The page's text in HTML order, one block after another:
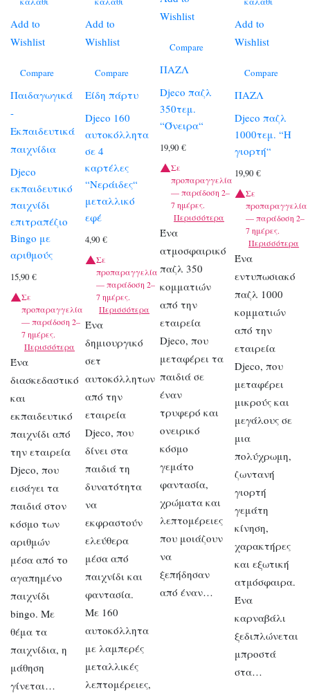
Add to
Wishlist
Compare
Παιδαγωγικά
-
Εκπαιδευτικά
παιχνίδια
Djeco
εκπαιδευτικό
παιχνίδι
επιτραπέζιο
Bingo με
αριθμούς
15,90 €
Σε
προπαραγγελία
— παράδοση 2–
7 ημέρες.
Περισσότερα
Ένα
διασκεδαστικό
και
εκπαιδευτικό
παιχνίδι από
την εταιρεία
Djeco, που
εισάγει τα
παιδιά στον
κόσμο των
αριθμών
μέσα από το
αγαπημένο
παιχνίδι
bingo. Με
θέμα τα
παιχνίδια, η
μάθηση
γίνεται…
Add to
Wishlist
Compare
Είδη πάρτυ
Djeco 160
αυτοκόλλητα
σε 4
καρτέλες
“Νεράιδες“
μεταλλικό
εφέ
4,90€
Σε
προπαραγγελία
— παράδοση 2–
7 ημέρες.
Περισσότερα
Ένα
δημιουργικό
σετ
αυτοκόλλητων
από την
εταιρεία
Djeco, που
δίνει στα
παιδιά τη
δυνατότητα
να
εκφραστούν
ελεύθερα
μέσα από
παιχνίδι και
φαντασία.
Με 160
αυτοκόλλητα
με λαμπερές
μεταλλικές
λεπτομέρειες,
Wishlist
Compare
ΠΑΖΛ
Djeco παζλ
350τεμ.
“Όνειρα“
19,90€
Σε
προπαραγγελία
— παράδοση 2–
7 ημέρες.
Περισσότερα
Ένα
ατμοσφαιρικό
παζλ 350
κομματιών
από την
εταιρεία
Djeco, που
μεταφέρει τα
παιδιά σε
έναν
τρυφερό και
ονειρικό
κόσμο
γεμάτο
φαντασία,
χρώματα και
λεπτομέρειες
που μοιάζουν
να
ξεπήδησαν
από έναν…
Add to
Wishlist
Compare
ΠΑΖΛ
Djeco παζλ
1000τεμ. “Η
γιορτή“
19,90€
Σε
προπαραγγελία
— παράδοση 2–
7 ημέρες.
Περισσότερα
Ένα
εντυπωσιακό
παζλ 1000
κομματιών
από την
εταιρεία
Djeco, που
μεταφέρει
μικρούς και
μεγάλους σε
μια
πολύχρωμη,
ζωντανή
γιορτή
γεμάτη
κίνηση,
χαρακτήρες
και εξωτική
ατμόσφαιρα.
Ένα
καρναβάλι
ξεδιπλώνεται
μπροστά
στα…